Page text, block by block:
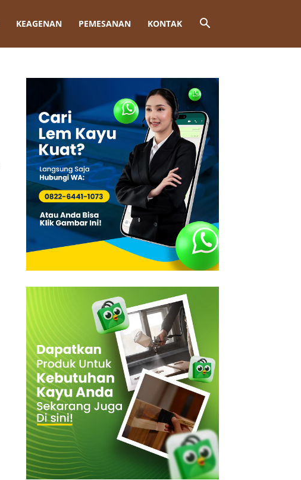
KEAGENAN PEMESANAN KONTAK